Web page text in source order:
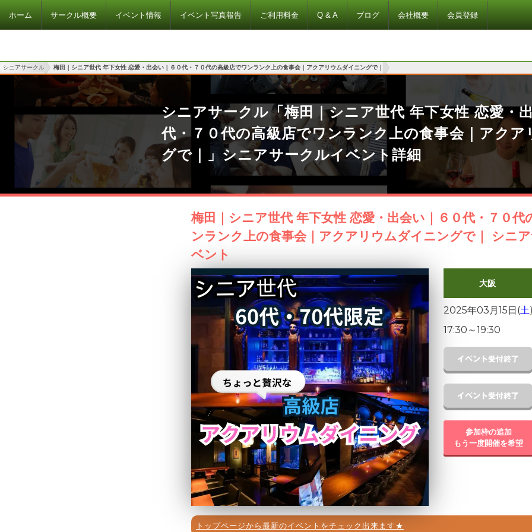
ホーム サークル概要 イベント情報 イベント写真報告 ご利用料金 Q & A ブログ 会社概要 会員登録
シニアサークル 梅田｜シニア世代 年下女性 恋愛・出会い｜６０代・７０代の高級店でワンランク上の食事会｜アクアリウムダイニングで｜
シニアサークル「梅田｜シニア世代 年下女性 恋愛・
代・７０代の高級店でワンランク上の食事会｜アク
グで｜」シニアサークルイベント詳細
梅田｜シニア世代 年下女性 恋愛・出会い｜６０代・７０代
ンランク上の食事会｜アクアリウムダイニングで｜ シニ
ベント
大阪
2025年03月15日(土
17:30 ～19:30
参加枠の追加
もう一度開催を希望
トップページから最新のイベントをチェック出来ます★